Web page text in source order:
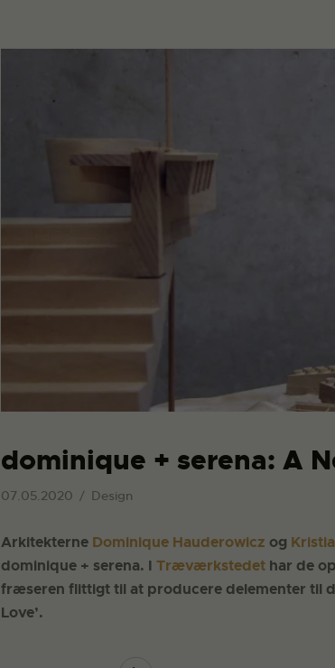
dominique + serena: A
07.05.2020 Design
Arkitekterne Dominique Hauderowicz og
dominique + serena. I Træværkstedethar de
fræseren flittigt til at producere delementer til
Love’.